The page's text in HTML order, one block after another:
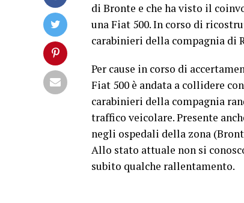
di Bronte e che ha visto il
una Fiat 500. In corso di
carabinieri della compagnia di
Per cause in corso di
Fiat 500 è andata a collidere
carabinieri della compagnia
traffico veicolare. Presente
negli ospedali della zona
Allo stato attuale non si
subito qualche rallentamento.